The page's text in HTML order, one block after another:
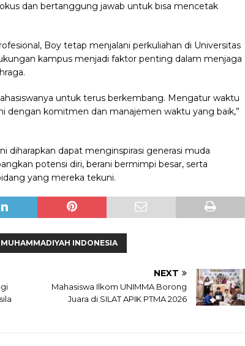
dan bertanggung jawab untuk bisa mencetak
Boy tetap menjalani perkuliahan di Universitas
kampus menjadi faktor penting dalam menjaga
untuk terus berkembang. Mengatur waktu
dengan komitmen dan manajemen waktu yang baik,”
diharapkan dapat menginspirasi generasi muda
potensi diri, berani bermimpi besar, serta
yang mereka tekuni.
INDONESIA
NEXT
Mahasiswa Ilkom UNIMMA Borong
Juara di SILAT APIK PTMA 2026